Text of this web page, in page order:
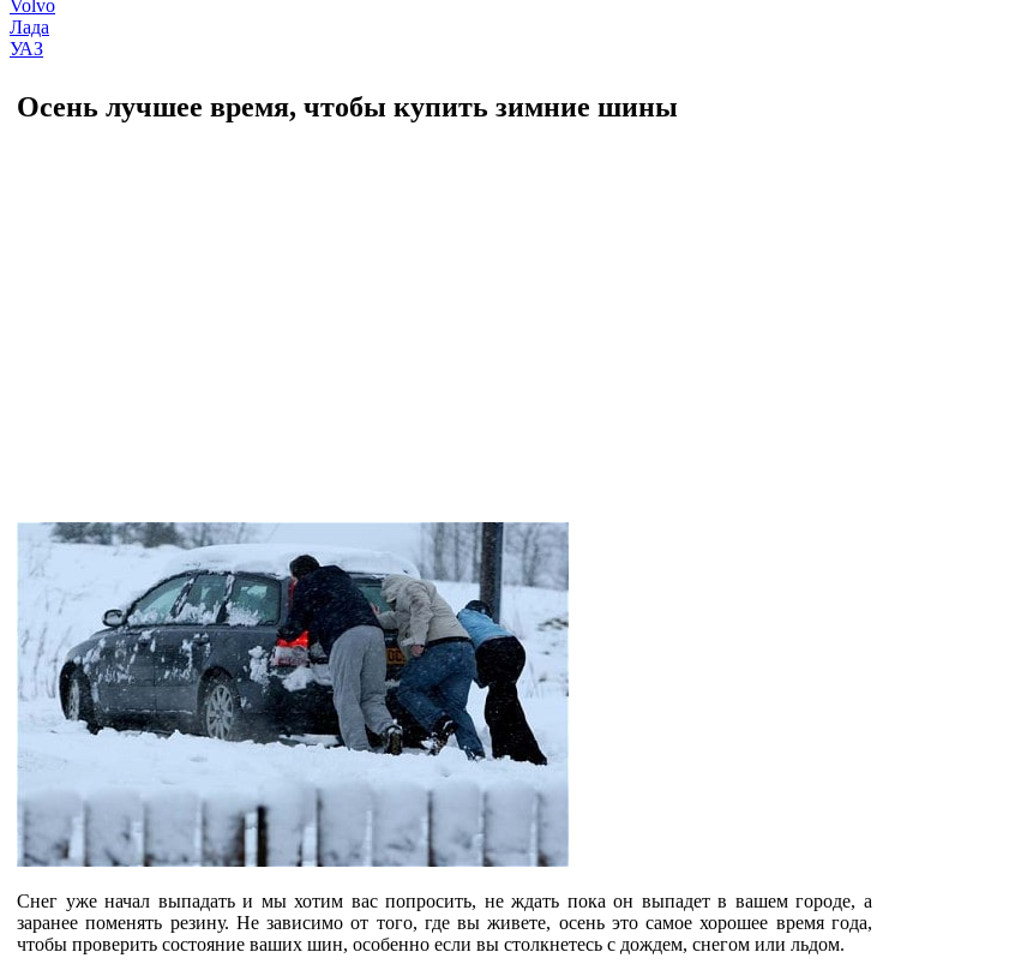
Volvo
Лада
УАЗ
Осень лучшее время, чтобы купить зимние шины
Снег уже начал выпадать и мы хотим вас попросить, не ждать пока он выпадет в вашем городе, а
заранее поменять резину. Не зависимо от того, где вы живете, осень это самое хорошее время года,
чтобы проверить состояние ваших шин, особенно если вы столкнетесь с дождем, снегом или льдом.